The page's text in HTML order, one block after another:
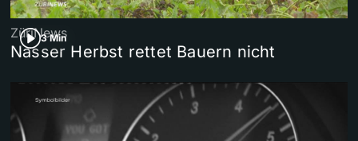
3 Min
ZüriNews
Nasser Herbst rettet Bauern nicht